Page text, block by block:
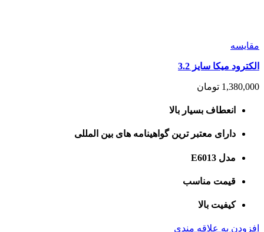
مقايسه
الکترود میکا سایز 3.2
1,380,000 تومان
انعطاف بسیار بالا
دارای معتبر ترین گواهینامه های بین المللی
مدل E6013
قیمت مناسب
کیفیت بالا
افزودن به علاقه مندی